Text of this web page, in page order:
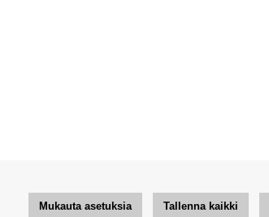
Mukauta asetuksia Tallenna kaikki